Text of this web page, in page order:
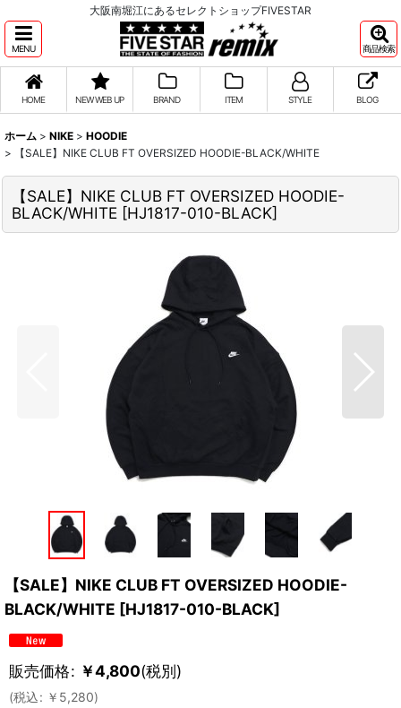
大阪南堀江にあるセレクトショップFIVESTAR
MENU 商品検索
HOME NEW WEB UP BRAND ITEM STYLE BLOG
ホーム > NIKE > HOODIE
>
【SALE】NIKE CLUB FT OVERSIZED HOODIE-BLACK/WHITE
【SALE】NIKE CLUB FT OVERSIZED HOODIE-
BLACK/WHITE [HJ1817-010-BLACK]
【SALE】NIKE CLUB FT OVERSIZED HOODIE-
BLACK/WHITE [HJ1817-010-BLACK]
販売価格: ￥4,800(税別)
(税込: ￥ 5,280)